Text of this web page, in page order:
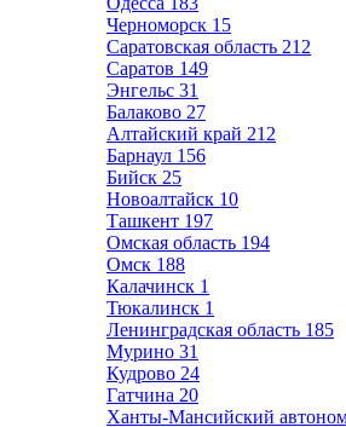
Черноморск 15
Саратовская область 212
Саратов 149
Энгельс 31
Балаково 27
Алтайский край 212
Барнаул 156
Бийск 25
Новоалтайск 10
Ташкент 197
Омская область 194
Омск 188
Калачинск 1
Тюкалинск 1
Ленинградская область 185
Мурино 31
Кудрово 24
Гатчина 20
Ханты-Мансийский